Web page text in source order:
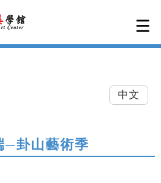
中文
─卦山藝術季